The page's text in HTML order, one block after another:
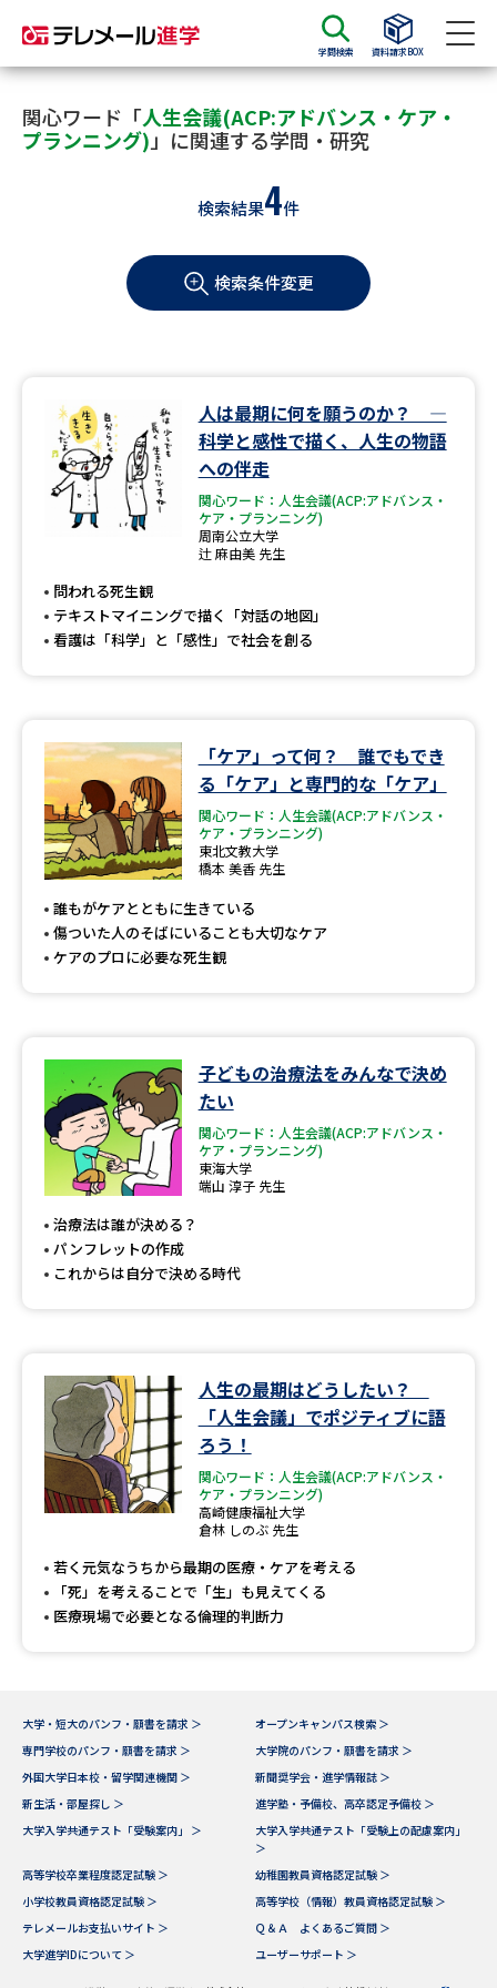
学問検索 資料請求BOX
資料請求 資料検索
大学・短大の資料種類から請求
学部・学科パンフ
総合型選抜・学校推薦型選抜 募
大学入学共通テスト利用選抜の
大学・短大以外の資料から請求
専門学校の資料請求 大学院の資料請求
留学・進学関連、塾・予備校
大学入学共通テスト「受験案
大学入学共通テスト「受験上の
配慮案内」の請求
高等学校卒業程度認定試験
大学研究
大学で学べる内容や特徴を調べる
デジタルパンフレット
新学年スタート号特集ページ
（高3生用）
新学年スタート号特集ページ
SELFBRAND特集ページ
オープンキャンパスなどを調べる
来場型・Web型イベント特集 夢ナビライブ
受験準備 資料検索
志望校・出願校を調べる
新生活お役立ちガイド
大学で学びたい学問発見
関心ワード「人生会議(ACP:アドバンス・ケア・
プランニング) 」に関連する学問・研究
検索結果4件
検索条件変更
人は最期に何を願うのか？ ―
科学と感性で描く、人生の物語
への伴走
関心ワード：人生会議(ACP:アドバンス・
ケア・プランニング)
周南公立大学
辻 麻由美 先生
問われる死生観
テキストマイニングで描く「対話の地図」
看護は「科学」と「感性」で社会を創る
「ケア」って何？ 誰でもでき
る「ケア」と専門的な「ケア」
関心ワード：人生会議(ACP:アドバンス・
ケア・プランニング)
東北文教大学
橋本 美香 先生
誰もがケアとともに生きている
傷ついた人のそばにいることも大切なケア
ケアのプロに必要な死生観
子どもの治療法をみんなで決め
たい
関心ワード：人生会議(ACP:アドバンス・
ケア・プランニング)
東海大学
端山 淳子 先生
治療法は誰が決める？
パンフレットの作成
これからは自分で決める時代
人生の最期はどうしたい？
「人生会議」でポジティブに語
ろう！
関心ワード：人生会議(ACP:アドバンス・
ケア・プランニング)
高崎健康福祉大学
倉林 しのぶ 先生
若く元気なうちから最期の医療・ケアを考える
「死」を考えることで「生」も見えてくる
医療現場で必要となる倫理的判断力
大学・短大のパンフ・願書を請求 ＞
オープンキャンパス検索 ＞
専門学校のパンフ・願書を請求 ＞
大学院のパンフ・願書を請求 ＞
外国大学日本校・留学関連機関 ＞
新聞奨学会・進学情報誌 ＞
新生活・部屋探し ＞
進学塾・予備校、高卒認定予備校 ＞
大学入学共通テスト「受験案内」 ＞
大学入学共通テスト「受験上の配慮案内」
＞
高等学校卒業程度認定試験 ＞
幼稚園教員資格認定試験 ＞
小学校教員資格認定試験 ＞
高等学校（情報）教員資格認定試験 ＞
テレメールお支払いサイト ＞
Ｑ＆Ａ よくあるご質問 ＞
大学進学IDについて ＞
ユーザーサポート ＞